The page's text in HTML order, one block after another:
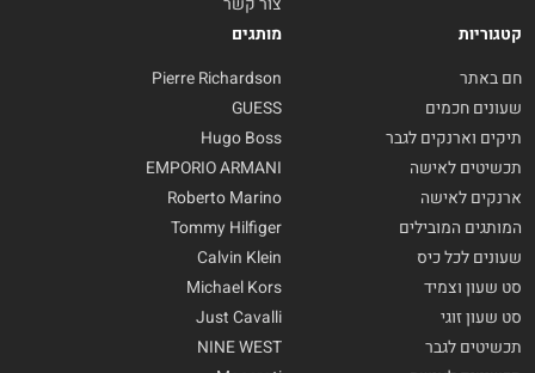
צור קשר
קטגוריות
חם באתר
שעונים חכמים
תיקים וארנקים לגבר
תכשיטים לאישה
ארנקים לאישה
המותגים המובילים
שעונים לכל כיס
סט שעון וצמיד
סט שעון זוגי
תכשיטים לגבר
מותגים
Pierre Richardson
GUESS
Hugo Boss
EMPORIO ARMANI
Roberto Marino
Tommy Hilfiger
Calvin Klein
Michael Kors
Just Cavalli
NINE WEST